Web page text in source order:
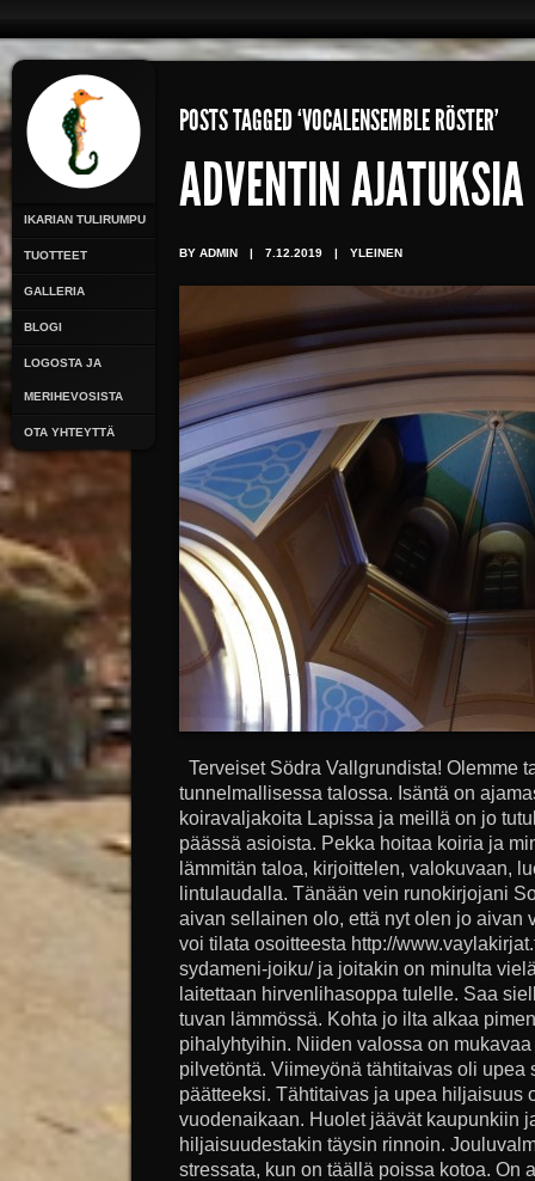
IKARIAN TULIRUMPU
TUOTTEET
GALLERIA
BLOGI
LOGOSTA JA
MERIHEVOSISTA
OTA YHTEYTTÄ
POSTS TAGGED ‘VOCALENSEMBLE RÖSTER’
ADVENTIN AJATUKSIA
BY ADMIN | 7.12.2019 | YLEINEN
Terveiset Södra Vallgrundista! Olemme
tunnelmallisessa talossa. Isäntä on
koiravaljakoita Lapissa ja meillä on jo
päässä asioista. Pekka hoitaa koiria ja
lämmitän taloa, kirjoittelen, valokuvaan,
lintulaudalla. Tänään vein runokirjojani
aivan sellainen olo, että nyt olen jo aivan
voi tilata osoitteesta http://
sydameni-joiku/ ja joitakin on minulta
laitettaan hirvenlihasoppa tulelle. Saa
tuvan lämmössä. Kohta jo ilta alkaa
pihalyhtyihin. Niiden valossa on
pilvetöntä. Viimeyönä tähtitaivas oli upea
päätteeksi. Tähtitaivas ja upea hiljaisuus
vuodenaikaan. Huolet jäävät kaupunkiin
hiljaisuudestakin täysin rinnoin.
stressata, kun on täällä poissa kotoa. On